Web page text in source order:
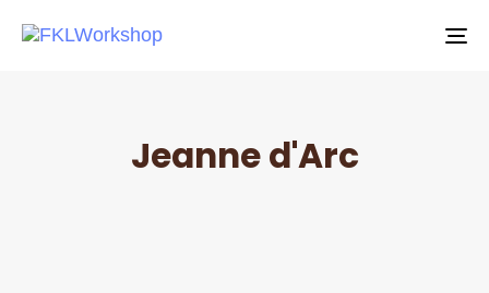
Jeanne d'Arc